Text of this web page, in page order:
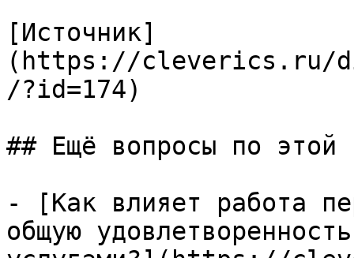
[Источник]
(https://cleverics.ru/
/?id=174)
## Ещё вопросы по этой
- [Как влияет работа
общую